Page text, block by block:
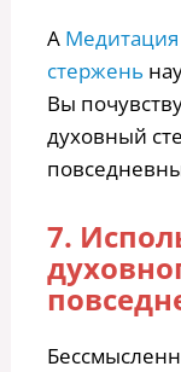
А
стержень
Вы
духовный
7.